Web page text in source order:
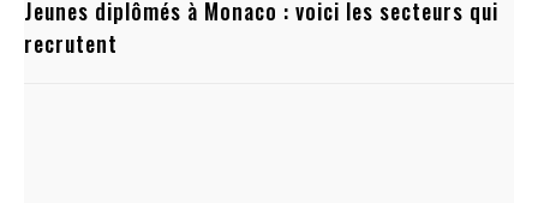
Jeunes diplômés à Monaco : voici les secteurs qui
recrutent